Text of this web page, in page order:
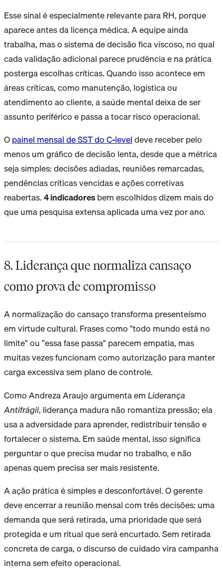
Esse sinal é especialmente relevante para RH, porque
aparece antes da licença médica. A equipe ainda
trabalha, mas o sistema de decisão fica viscoso, no qual
cada validação adicional parece prudência e na prática
posterga escolhas críticas. Quando isso acontece em
áreas críticas, como manutenção, logística ou
atendimento ao cliente, a saúde mental deixa de ser
assunto periférico e passa a tocar risco operacional.
Opainel mensal de SST do C-leveldeve receber pelo
menos um gráfico de decisão lenta, desde que a métrica
seja simples: decisões adiadas, reuniões remarcadas,
pendências críticas vencidas e ações corretivas
reabertas.4 indicadoresbem escolhidosdizem mais do
que uma pesquisa extensa aplicada uma vez por ano.
8. Liderança que normaliza cansaço
como prova de compromisso
A normalização do cansaço transforma presenteísmo
em virtude cultural. Frases como "todo mundo está no
limite" ou "essa fase passa" parecem empatia, mas
muitas vezes funcionam como autorização para manter
carga excessiva sem plano de controle.
Como Andreza Araujo argumenta emLiderança
Antifrágil, liderança madura não romantiza pressão; ela
usa a adversidade para aprender, redistribuir tensão e
fortalecer o sistema. Em saúde mental, isso significa
perguntar o que precisa mudar no trabalho, e não
apenas quem precisa ser mais resistente.
A ação prática é simples e desconfortável. O gerente
deve encerrar a reunião mensal com três decisões: uma
demanda que será retirada, uma prioridade que será
protegida e um ritual que será encurtado. Sem retirada
concreta de carga, o discurso de cuidado vira campanha
interna sem efeito operacional.